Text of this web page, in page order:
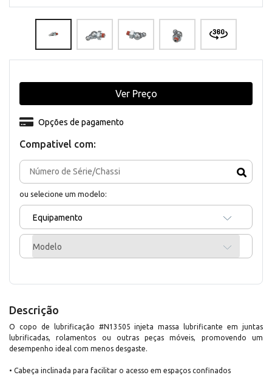
Compativel com:
ou selecione um modelo:
Equipamento
Modelo
Opções de pagamento
Ver Preço
Descrição
O copo de lubrificação #N13505 injeta massa lubrificante em juntas
lubrificadas, rolamentos ou outras peças móveis, promovendo um
desempenho ideal com menos desgaste.
• Cabeça inclinada para facilitar o acesso em espaços confinados